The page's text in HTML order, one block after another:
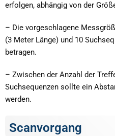
erfolgen, abhängig von der
– Die vorgeschlagene
(3 Meter Länge) und 10
betragen.
– Zwischen der Anzahl der
Suchsequenzen sollte ein
werden.
Scanvorgang